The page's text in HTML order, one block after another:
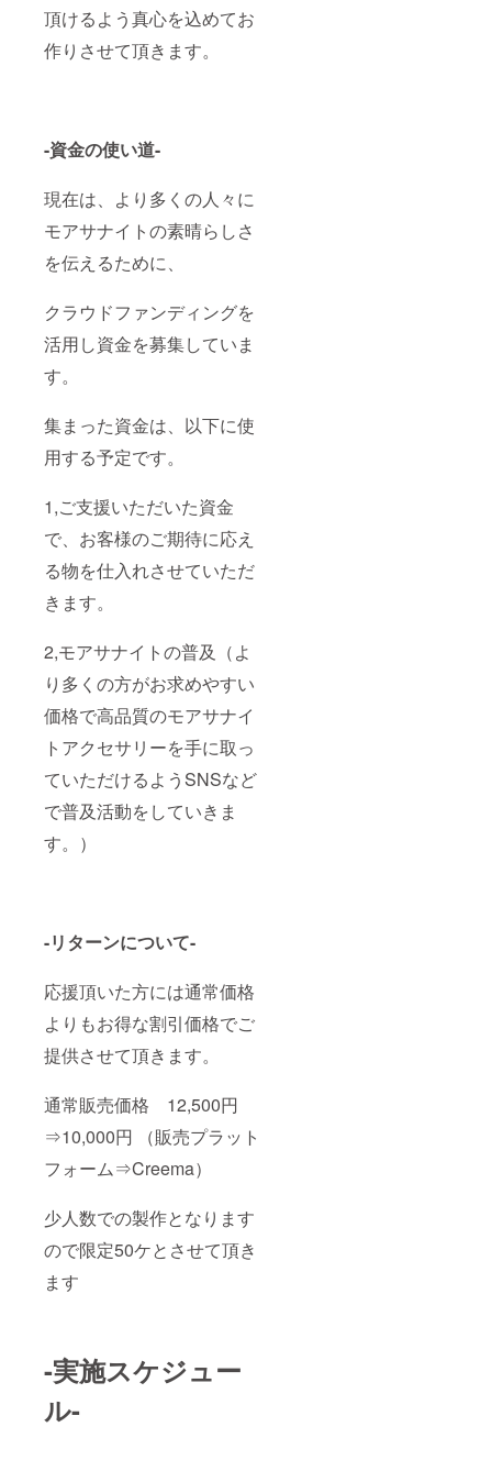
頂けるよう真心を込めてお
作りさせて頂きます。
-資金の使い道-
現在は、より多くの人々に
モアサナイトの素晴らしさ
を伝えるために、
クラウドファンディングを
活用し資金を募集していま
す。
集まった資金は、以下に使
用する予定です。
1,ご支援いただいた資金
で、お客様のご期待に応え
る物を仕入れさせていただ
きます。
2,モアサナイトの普及（よ
り多くの方がお求めやすい
価格で高品質のモアサナイ
トアクセサリーを手に取っ
ていただけるようSNSなど
で普及活動をしていきま
す。）
-リターンについて-
応援頂いた方には通常価格
よりもお得な割引価格でご
提供させて頂きます。
通常販売価格 12,500円
⇒10,000円 （販売プラット
フォーム⇒Creema）
少人数での製作となります
ので限定50ケとさせて頂き
ます
-実施スケジュー
ル-